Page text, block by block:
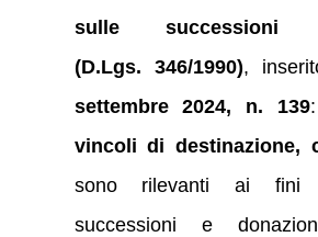
sulle successioni
(D.Lgs. 346/1990),
settembre 2024, n. 139
vincoli di destinazione,
sono rilevanti ai fini
successioni e